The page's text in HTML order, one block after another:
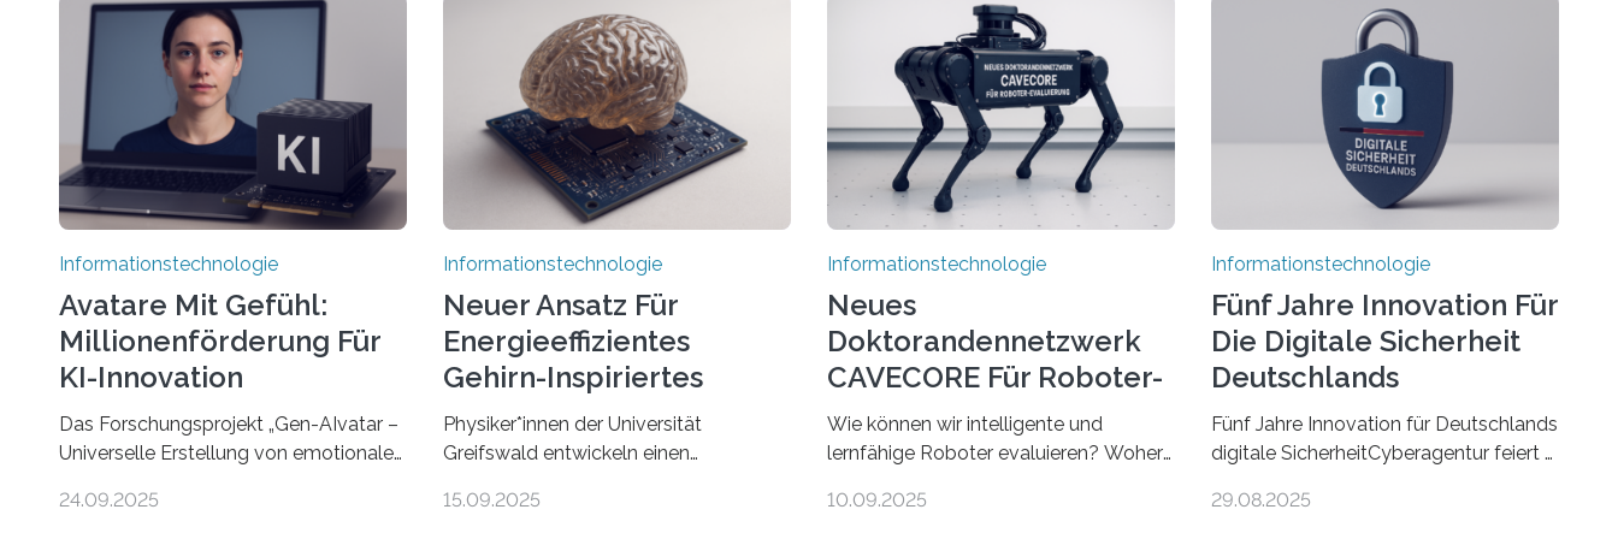
Informationstechnologie
Avatare Mit Gefühl:
Millionenförderung Für
KI-Innovation
Das Forschungsprojekt „Gen-AIvatar –
Universelle Erstellung von emotionalen
generative KI“ erhält eine
24.09.2025
Informationstechnologie
Neuer Ansatz Für
Energieeffizientes
Gehirn-Inspiriertes
Rechnen
Physiker*innen der Universität
Greifswald entwickeln einen
energieeffizienteres Arbeiten von
15.09.2025
Informationstechnologie
Neues
Doktorandennetzwerk
CAVECORE Für Roboter-
Evaluierung
Wie können wir intelligente und
lernfähige Roboter evaluieren? Woher
in dem, was sie tun? Mit diesen Fragen
10.09.2025
Informationstechnologie
Fünf Jahre Innovation Für
Die Digitale Sicherheit
Deutschlands
Fünf Jahre Innovation für Deutschlands
digitale SicherheitCyberagentur feiert 5.
Wissenschaft und Wirtschaft würdigen
29.08.2025